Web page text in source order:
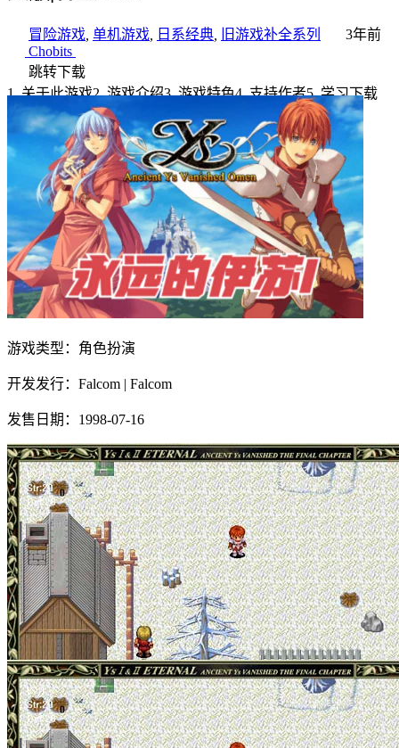
冒险游戏 单机游戏 日系经典 旧游戏补全系列
3年前
Chobits
跳转下载
1.关于此游戏2.游戏介绍3.游戏特色4.支持作者5.学习下载
游戏类型： 角色扮演
开发发行： Falcom | Falcom
发售日期： 1998-07-16